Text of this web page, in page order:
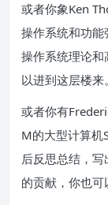
或者你象Ken
操作系统和功
操作系统理论
以进到这层楼来。
或者你有
M的大型计算
后反思总结，
的贡献，你也可